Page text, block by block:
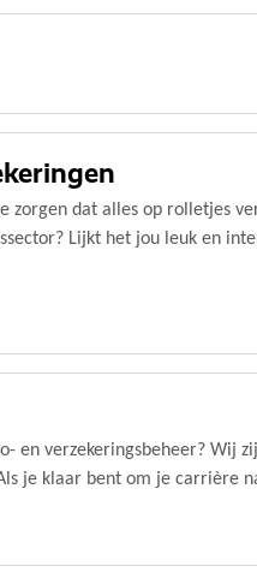
dat alles op rolletjes
Lijkt het jou leuk en
en verzekeringsbeheer? Wij
je klaar bent om je carrière